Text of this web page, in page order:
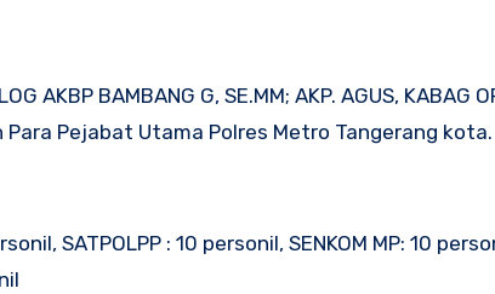
AKBP BAMBANG G, SE.MM; AKP. AGUS, KABAG
Para Pejabat Utama Polres Metro Tangerang kota.
SATPOLPP : 10 personil, SENKOM MP: 10